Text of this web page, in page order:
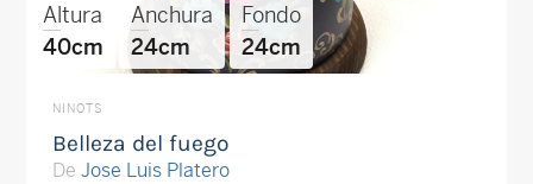
Altura
40cm
Anchura
24cm
Fondo
24cm
NINOTS
Belleza del fuego
De Jose Luis Platero